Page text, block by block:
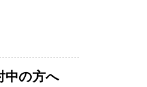
中の方へ